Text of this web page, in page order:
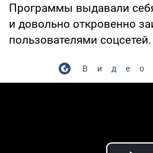
Программы выдавали
и довольно откровенно
пользователями соцсетей.